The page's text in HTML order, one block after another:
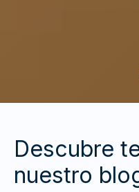
Descubre
nuestro